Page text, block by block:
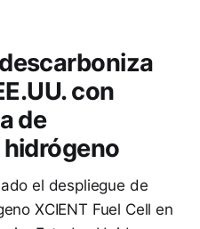
con
de
el despliegue de
XCIENT Fuel Cell en